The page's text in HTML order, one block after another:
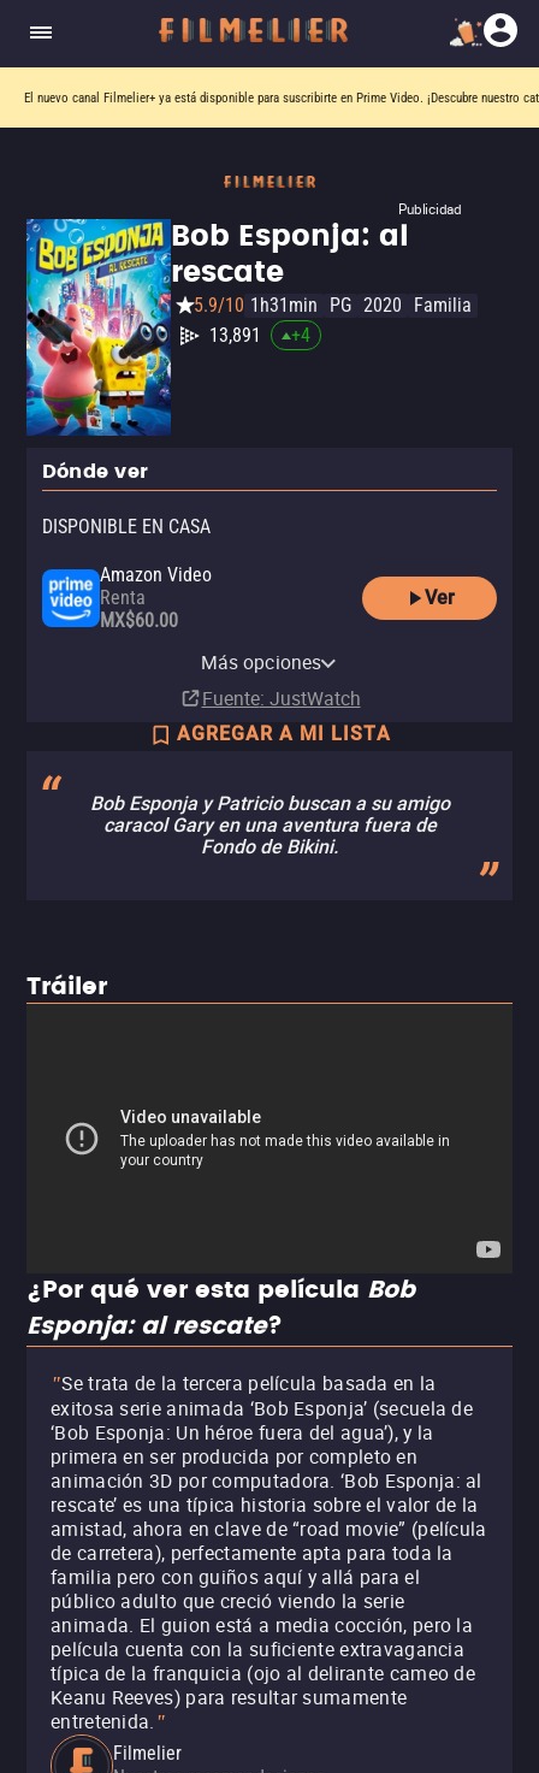
El nuevo canal Filmelier+ ya está disponible para suscribirte en Prime Video. ¡Descubre nuestro
Publicidad
Bob Esponja: al
rescate
5.9/10 1h31min PG 2020
Familia
13,891
+4
Dónde ver
DISPONIBLE EN CASA
Amazon Video
Renta
MX$60.00
Ver
Apple TV Store
Claro video
Más opciones
Fuente: JustWatch
AGREGAR A MI LISTA
Bob Esponja y Patricio buscan a su amigo
caracol Gary en una aventura fuera de
Fondo de Bikini.
Tráiler
¿Por qué ver esta película Bob
Esponja: al rescate?
"Se trata de la tercera película basada en la
exitosa serie animada ‘Bob Esponja’ (secuela de
‘Bob Esponja: Un héroe fuera del agua’), y la
primera en ser producida por completo en
animación 3D por computadora. ‘Bob Esponja: al
rescate’ es una típica historia sobre el valor de la
amistad, ahora en clave de “road movie” (película
de carretera), perfectamente apta para toda la
familia pero con guiños aquí y allá para el
público adulto que creció viendo la serie
animada. El guion está a media cocción, pero la
película cuenta con la suficiente extravagancia
típica de la franquicia (ojo al delirante cameo de
Keanu Reeves) para resultar sumamente
entretenida. "
Filmelier